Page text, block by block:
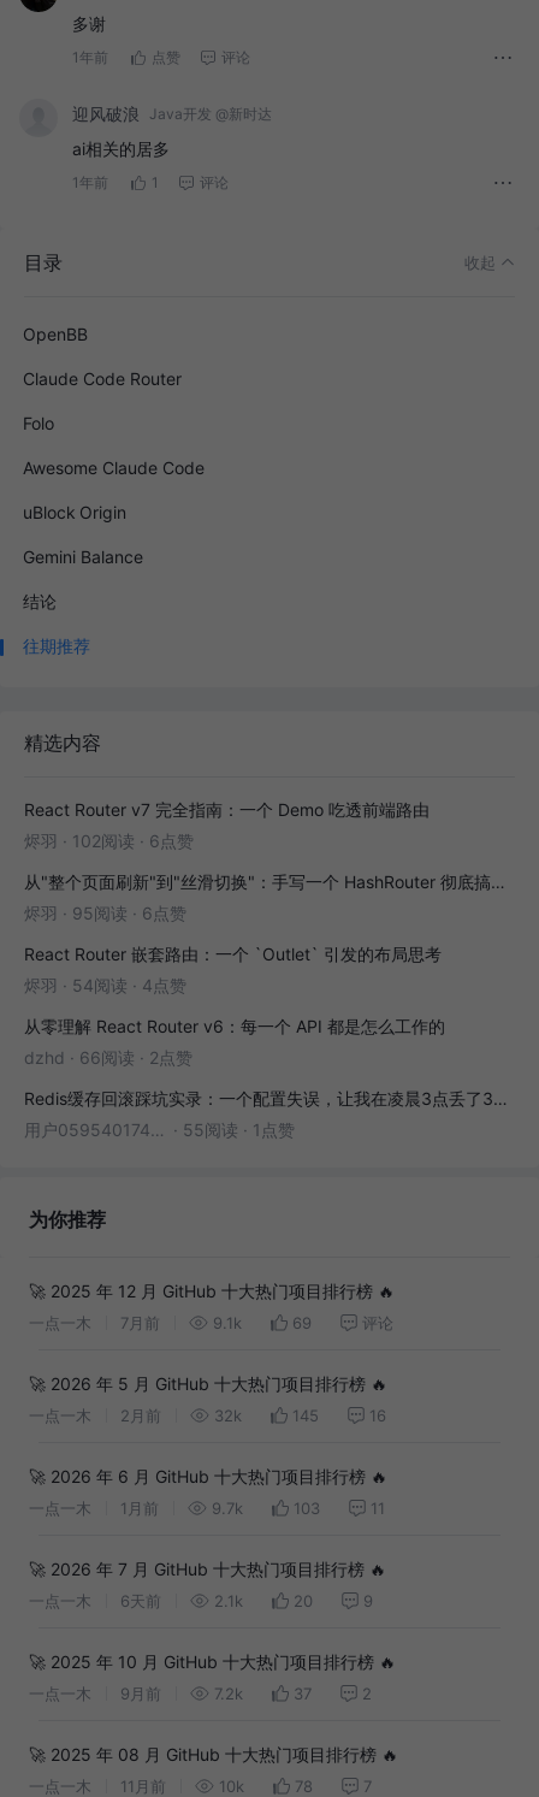
多谢
1年前 点赞 评论
迎风破浪 Java开发 @新时达
ai相关的居多
1年前 1 评论
目录 收起
Prompt Optimizer
OpenBB
Claude Code Router
Folo
Awesome Claude Code
uBlock Origin
Gemini Balance
结论
往期推荐
精选内容
React Router v7 完全指南：一个 Demo 吃透前端路由
烬羽 · 102阅读 · 6点赞
从"整个页面刷新"到"丝滑切换"：手写一个 HashRouter 彻底搞懂前端路由
烬羽 · 95阅读 · 6点赞
React Router 嵌套路由：一个 `Outlet` 引发的布局思考
烬羽 · 54阅读 · 4点赞
从零理解 React Router v6：每一个 API 都是怎么工作的
dzhd · 66阅读 · 2点赞
Redis缓存回滚踩坑实录：一个配置失误，让我在凌晨3点丢了3000条数据
用户05954017446 · 55阅读 · 1点赞
为你推荐
🚀 2025 年 12 月 GitHub 十大热门项目排行榜 🔥
一点一木 7月前 9.1k 69 评论
🚀 2026 年 5 月 GitHub 十大热门项目排行榜 🔥
一点一木 2月前 32k 145 16
🚀 2026 年 6 月 GitHub 十大热门项目排行榜 🔥
一点一木 1月前 9.7k 103 11
🚀 2026 年 7 月 GitHub 十大热门项目排行榜 🔥
一点一木 6天前 2.1k 20 9
🚀 2025 年 10 月 GitHub 十大热门项目排行榜 🔥
一点一木 9月前 7.2k 37 2
🚀 2025 年 08 月 GitHub 十大热门项目排行榜 🔥
一点一木 11月前 10k 78 7